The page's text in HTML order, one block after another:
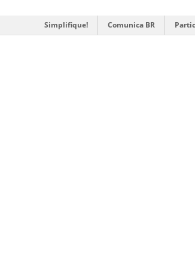
Simplifique! Comunica BR